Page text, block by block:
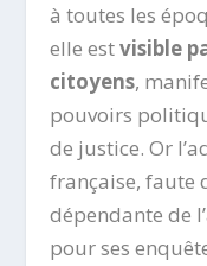
à toutes les
elle estvisible
citoyens,
pouvoirs
de justice. Or
française, faute
dépendante de
pour ses